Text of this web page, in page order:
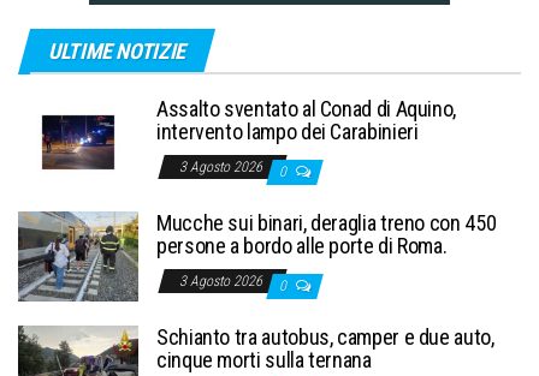
ULTIME NOTIZIE
Assalto sventato al Conad di Aquino,
intervento lampo dei Carabinieri
3 Agosto 2026 0
Mucche sui binari, deraglia treno con 450
persone a bordo alle porte di Roma.
3 Agosto 2026 0
Schianto tra autobus, camper e due auto,
cinque morti sulla ternana